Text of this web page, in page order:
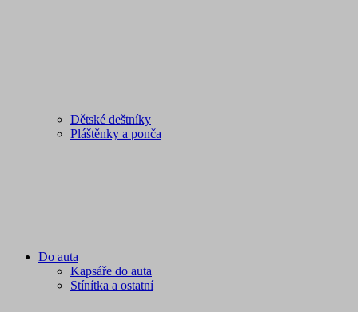
Dětské deštníky
Pláštěnky a ponča
Do auta
Kapsáře do auta
Stínítka a ostatní